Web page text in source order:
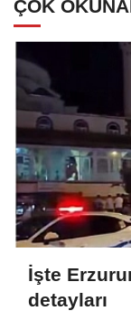
ÇOK
İşte
detayları